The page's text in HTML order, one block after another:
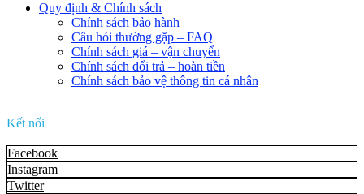
Quy định & Chính sách
Chính sách bảo hành
Câu hỏi thường gặp – FAQ
Chính sách giá – vận chuyển
Chính sách đổi trả – hoàn tiền
Chính sách bảo vệ thông tin cá nhân
Kết nối
Facebook
Instagram
Twitter